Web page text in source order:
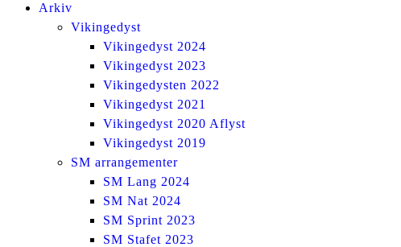
Arkiv
Vikingedyst
Vikingedyst 2024
Vikingedyst 2023
Vikingedysten 2022
Vikingedyst 2021
Vikingedyst 2020 Aflyst
Vikingedyst 2019
SM arrangementer
SM Lang 2024
SM Nat 2024
SM Sprint 2023
SM Stafet 2023